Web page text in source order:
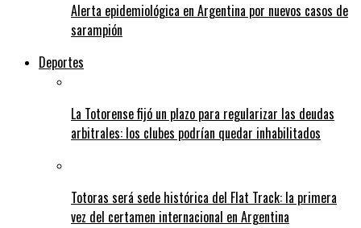
Alerta epidemiológica en Argentina por nuevos casos de
sarampión
Deportes
La Totorense fijó un plazo para regularizar las deudas
arbitrales: los clubes podrían quedar inhabilitados
Totoras será sede histórica del Flat Track: la primera
vez del certamen internacional en Argentina